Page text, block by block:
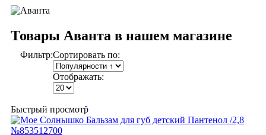
Товары Аванта в нашем магазине
Фильтр:Сортировать по:
Отображать:
Быстрый просмотр